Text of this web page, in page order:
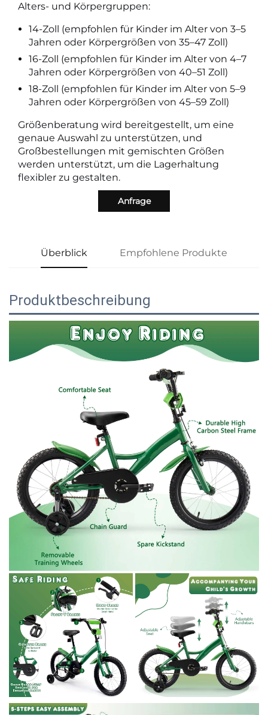
Alters- und Körpergruppen:
14-Zoll (empfohlen für Kinder im Alter von 3–5
Jahren oder Körpergrößen von 35–47 Zoll)
16-Zoll (empfohlen für Kinder im Alter von 4–7
Jahren oder Körpergrößen von 40–51 Zoll)
18-Zoll (empfohlen für Kinder im Alter von 5–9
Jahren oder Körpergrößen von 45–59 Zoll)
Größenberatung wird bereitgestellt, um eine
genaue Auswahl zu unterstützen, und
Großbestellungen mit gemischten Größen
werden unterstützt, um die Lagerhaltung
flexibler zu gestalten.
Anfrage
Überblick Empfohlene Produkte
Produktbeschreibung